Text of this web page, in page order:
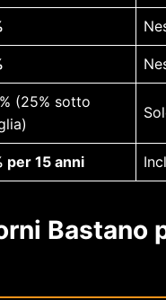
(25% sotto
per 15 anni
Bastano